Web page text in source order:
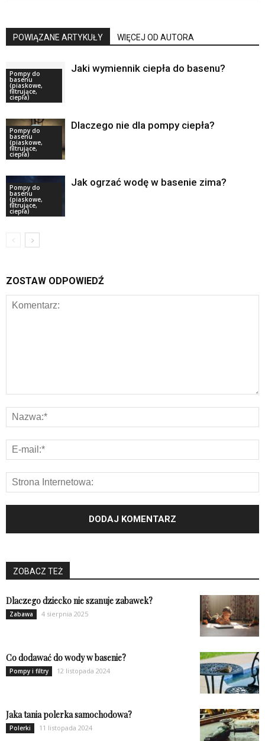
POWIĄZANE ARTYKUŁY WIĘCEJ OD AUTORA
Pompy do
basenu
(piaskowe,
filtrujące,
ciepła)
Jaki wymiennik ciepła do basenu?
Pompy do
basenu
(piaskowe,
filtrujące,
ciepła)
Dlaczego nie dla pompy ciepła?
Pompy do
basenu
(piaskowe,
filtrujące,
ciepła)
Jak ogrzać wodę w basenie zima?
ZOSTAW ODPOWIEDŹ
ZOBACZ TEŻ
Dlaczego dziecko nie szanuje zabawek?
Zabawa 4 sierpnia 2025
Co dodawać do wody w basenie?
Pompy i filtry 12 listopada 2024
Jaka tania polerka samochodowa?
Polerki 11 listopada 2024